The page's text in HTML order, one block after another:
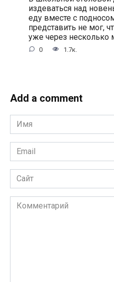
издеваться над
еду вместе с
представить не мог,
уже через несколько
0 1.7к.
Add a comment
Имя
*
Email
*
Сайт
Комментарий